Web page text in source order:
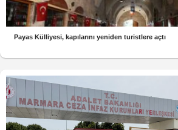
Payas Külliyesi, kapılarını yeniden turistlere açtı